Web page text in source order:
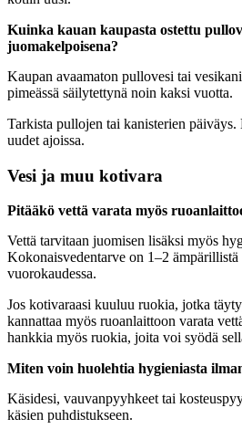
Kuinka kauan kaupasta ostettu
juomakelpoisena?
Kaupan avaamaton pullovesi tai
pimeässä säilytettynä noin kaksi vuotta.
Tarkista pullojen tai kanisterien
uudet ajoissa.
Vesi ja muu kotivara
Pitääkö vettä varata myös
Vettä tarvitaan juomisen lisäksi myös
Kokonaisvedentarve on 1–2
vuorokaudessa.
Jos kotivaraasi kuuluu ruokia, jotka
kannattaa myös ruoanlaittoon varata
hankkia myös ruokia, joita voi syödä
Miten voin huolehtia hygieniasta
Käsidesi, vauvanpyyhkeet tai
käsien puhdistukseen.